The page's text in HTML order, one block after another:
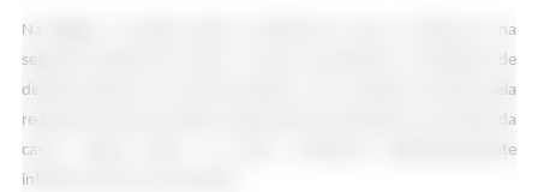
Na Bélgica a cotação baixou 0,06€/kg PV para 1,23€/kg PV na
segunda quinzena de Maio. O preço acompanhou a tendência de
descida anterior do mercado alemão, num contexto marcado pela
redução dos dias de abate e pela pressão persistente no mercado da
carne. Apesar disso, os pesos continuam significativamente
inferiores aos do ano passado.